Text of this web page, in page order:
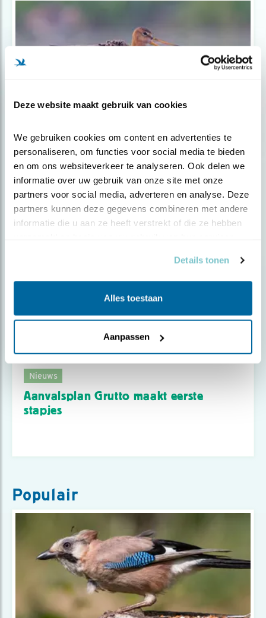
Deze website maakt gebruik van cookies
We gebruiken cookies om content en advertenties te
personaliseren, om functies voor social media te bieden
en om ons websiteverkeer te analyseren. Ook delen we
informatie over uw gebruik van onze site met onze
partners voor social media, adverteren en analyse. Deze
partners kunnen deze gegevens combineren met andere
informatie die u aan ze heeft verstrekt of die ze hebben
Details tonen
Alles toestaan
Aanpassen
Nieuws
Aanvalsplan Grutto van start
Nieuws
Aanvalsplan Grutto maakt eerste
stapjes
Populair